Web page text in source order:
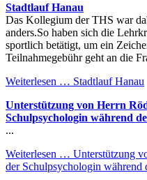
Stadtlauf Hanau
Das Kollegium der THS war
anders.So haben sich die
sportlich betätigt, um ein
Teilnahmegebühr geht an die
Weiterlesen … Stadtlauf Hanau
Unterstützung von Herrn
Schulpsychologin während
...
Weiterlesen … Unterstützung
der Schulpsychologin während